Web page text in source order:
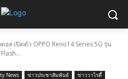
ล เปิดตัว OPPO Reno14 Series 5G รุ่น
News ข่าวประชาสัมพันธ์
ข่าววาไรตี้